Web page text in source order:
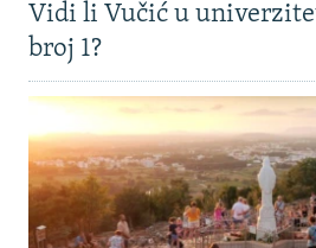
Vidi li Vučić u
broj 1?